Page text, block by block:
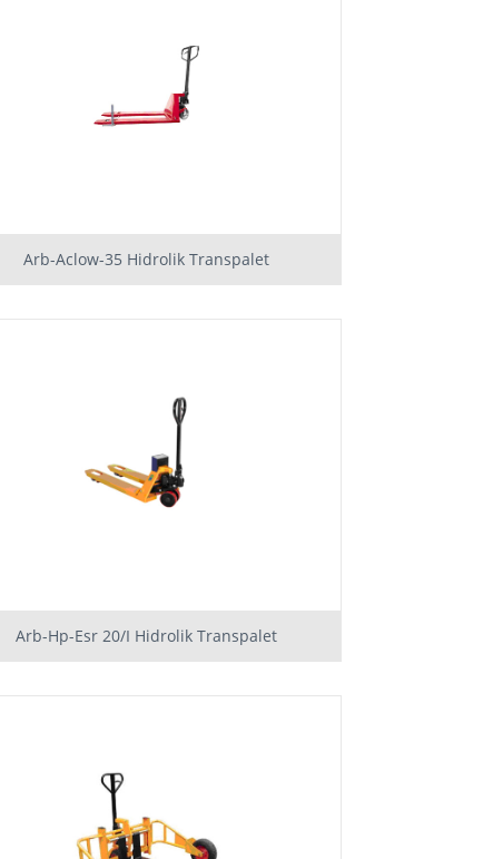
Arb-Aclow-35 Hidrolik Transpalet
Arb-Hp-Esr 20/I Hidrolik Transpalet